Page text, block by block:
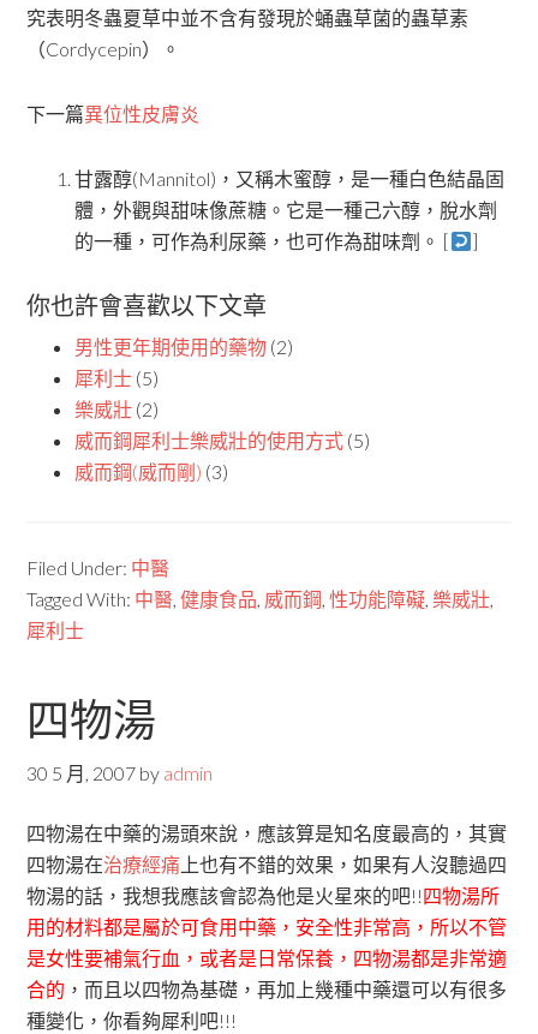
究表明冬蟲夏草中並不含有發現於蛹蟲草菌的蟲草素
（Cordycepin）。
下一篇異位性皮膚炎
甘露醇(Mannitol)，又稱木蜜醇，是一種白色結晶固
體，外觀與甜味像蔗糖。它是一種己六醇，脫水劑
的一種，可作為利尿藥，也可作為甜味劑。 [
]
你也許會喜歡以下文章
男性更年期使用的藥物 (2)
犀利士 (5)
樂威壯 (2)
威而鋼犀利士樂威壯的使用方式 (5)
威而鋼(威而剛) (3)
Filed Under: 中醫
Tagged With: 中醫,健康食品, 威而鋼,性功能障礙,樂威壯,
犀利士
四物湯
30 5 月, 2007 by admin
四物湯在中藥的湯頭來說，應該算是知名度最高的，其實
四物湯在治療經痛 上也有不錯的效果，如果有人沒聽過四
物湯的話，我想我應該會認為他是火星來的吧!!四物湯所
用的材料都是屬於可食用中藥，安全性非常高，所以不管
是女性要補氣行血，或者是日常保養，四物湯都是非常適
合的 ，而且以四物為基礎，再加上幾種中藥還可以有很多
種變化，你看夠犀利吧!!!